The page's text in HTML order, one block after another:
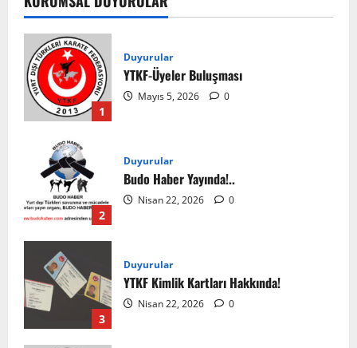
1
Duyurular
YTKF-Üyeler Buluşması
Mayıs 5, 2026 0
2
Duyurular
Budo Haber Yayında!..
Nisan 22, 2026 0
3
Duyurular
YTKF Kimlik Kartları Hakkında!
Nisan 22, 2026 0